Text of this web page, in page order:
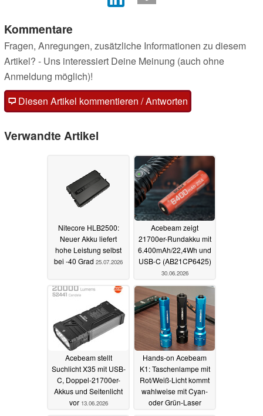
Kommentare
Fragen, Anregungen, zusätzliche Informationen zu diesem
Artikel? - Uns interessiert Deine Meinung (auch ohne
Anmeldung möglich)!
Diesen Artikel kommentieren / Antworten
Verwandte Artikel
Nitecore HLB2500:
Neuer Akku liefert
hohe Leistung selbst
bei -40 Grad 25.07.2026
Acebeam zeigt
21700er-Rundakku mit
6.400mAh/22,4Wh und
USB-C (AB21CP6425)
30.06.2026
Acebeam stellt
Suchlicht X35 mit USB-
C, Doppel-21700er-
Akkus und Seitenlicht
vor 13.06.2026
Hands-on Acebeam
K1: Taschenlampe mit
Rot/Weiß-Licht kommt
wahlweise mit Cyan-
oder Grün-Laser